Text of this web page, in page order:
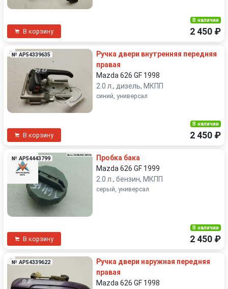
В корзину
В наличии
2 450 ₽
№ AP54339635
Ручка двери внутренняя передняя
правая
Mazda 626 GF 1998
2.0 л., дизель, МКПП
синий, универсал
В корзину
В наличии
2 450 ₽
№ AP54443799
Пробка бака
Mazda 626 GF 1999
2.0 л., бензин, МКПП
серый, универсал
В корзину
В наличии
2 450 ₽
№ AP54339622
Ручка двери наружная передняя
правая
Mazda 626 GF 1998